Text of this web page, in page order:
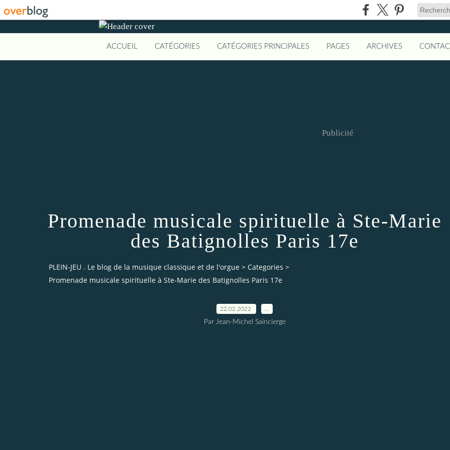
ACCUEIL CATÉGORIES CATÉGORIES PRINCIPALES PAGES ARCHIVES
Publicité
Promenade musicale spirituelle à Ste-Marie
des Batignolles Paris 17e
PLEIN-JEU . Le blog de la musique classique et de l'orgue > Categories >
Promenade musicale spirituelle à Ste-Marie des Batignolles Paris 17e
22.02.2022
Par Jean-Michel Saincierge